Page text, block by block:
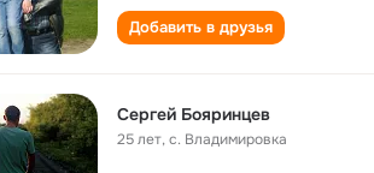
Добавить в друзья
Сергей Бояринцев
25 лет,с. Владимировка